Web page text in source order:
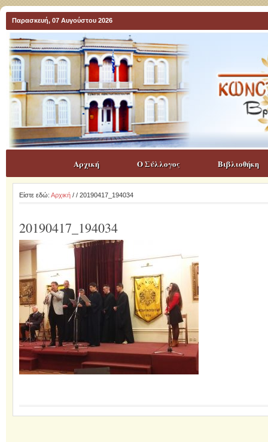
Παρασκευή, 07 Αυγούστου 2026
Αρχική Ο Σύλλογος Βιβλιοθήκη
Είστε εδώ: Αρχική/ / 20190417_194034
20190417_194034